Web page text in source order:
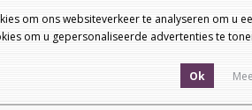
om ons websiteverkeer te analyseren om
om u gepersonaliseerde advertenties te
Ok